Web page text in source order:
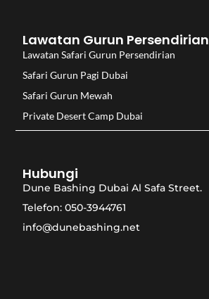
Lawatan Gurun Persendirian
Lawatan Safari Gurun Persendirian
Safari Gurun Pagi Dubai
Safari Gurun Mewah
Private Desert Camp Dubai
Hubungi
Dune Bashing Dubai Al Safa Street.
Telefon: 050-3944761
info@dunebashing.net